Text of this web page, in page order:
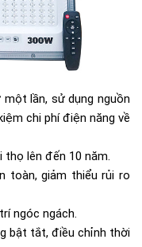
lần, sử dụng nguồn
chi phí điện năng về
thọ lên đến 10 năm.
toàn, giảm thiểu rủi ro
ngóc ngách.
bật tắt, điều chỉnh thời